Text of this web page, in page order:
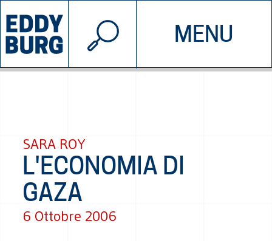
MENU
INIZIATIVE CHI SIAMO
© 2026 EDDYBURG
SARA ROY
L'ECONOMIA DI
GAZA
6 Ottobre 2006